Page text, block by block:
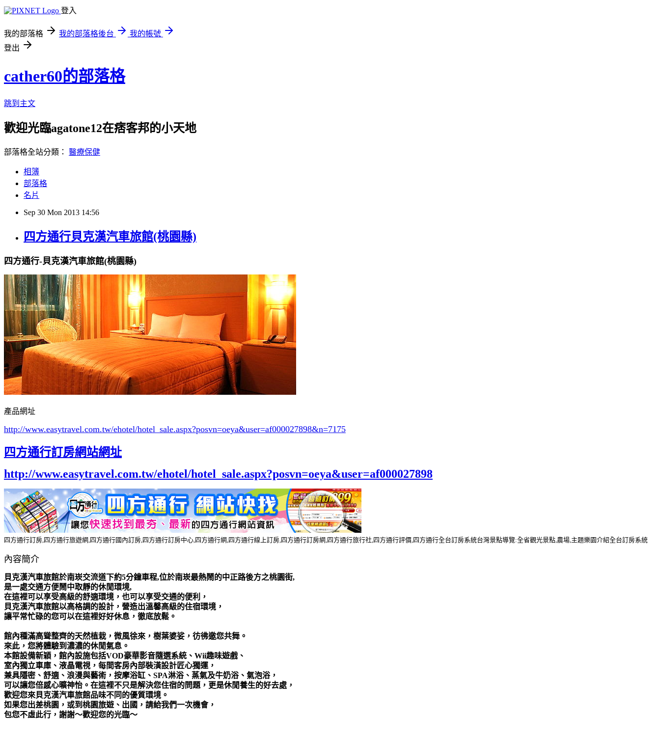
登入
我的部落格 我的部落格後台
我的帳號
登出
cather60的部落格
跳到主文
歡迎光臨agatone12在痞客邦的小天地
部落格全站分類： 醫療保健
相簿
部落格
名片
Sep 30 Mon 2013 14:56
四方通行貝克漢汽車旅館(桃園縣)
四方通行-貝克漢汽車旅館(桃園縣)
產品網址
http://www.easytravel.com.tw/ehotel/hotel_sale.aspx?posvn=oeya&user=af000027898&n=7175
四方通行訂房網站網址
http://www.easytravel.com.tw/ehotel/hotel_sale.aspx?posvn=oeya&user=af000027898
四方通行訂房,四方通行旅遊網,四方通行國內訂房,四方通行訂房中心,四方通行網,四方通行線上訂房,四方通行訂房網,四方通行旅行社,四方通行評價,四方通行全台訂房系統台灣景點導覽:全省觀光景點,農場,主題樂園介紹全台訂房系統
內容簡介
貝克漢汽車旅館於南崁交流道下約5分鐘車程,位於南崁最熱鬧的中正路後方之桃園街,
是一處交通方便鬧中取靜的休閒環境,
在這裡可以享受高級的舒適環境，也可以享受交通的便利，
貝克漢汽車旅館以高格調的設計，營造出溫馨高級的住宿環境，
讓平常忙碌的您可以在這裡好好休息，徹底放鬆。
館內種滿高聳整齊的天然植栽，微風徐來，樹葉婆娑，彷彿邀您共舞。
來此，您將體驗到濃濃的休閒氣息。
本館設備新穎，館內設施包括VOD豪華影音隨選系統、Wii趣味遊戲、
室內獨立車庫、液晶電視，每間客房內部裝潢設計匠心獨運，
兼具隱密、舒適、浪漫與藝術，按摩浴缸、SPA淋浴、蒸氣及牛奶浴、氣泡浴，
可以讓您倍感心曠神怡。在這裡不只是解決您住宿的問題，更是休閒養生的好去處，
歡迎您來貝克漢汽車旅館品味不同的優質環境。
如果您出差桃園，或到桃園旅遊、出國，請給我們一次機會，
包您不虛此行，謝謝～歡迎您的光臨～